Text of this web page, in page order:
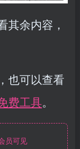
其余内容，
也可以查看
费工具。
员可见